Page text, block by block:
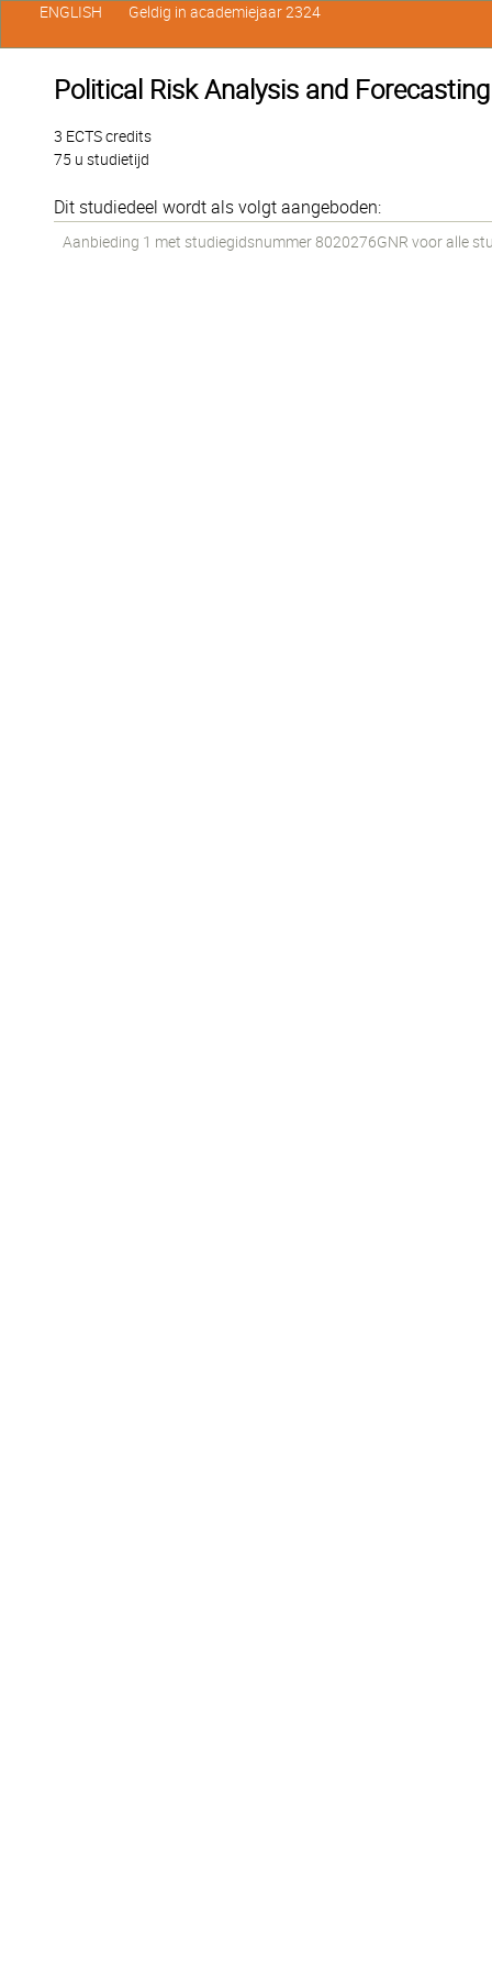
Political Risk Analysis and Forecasting
3 ECTS credits
75 u studietijd
Dit studiedeel wordt als volgt aangeboden:
Aanbieding 1 met studiegidsnummer 8020276GNR voor alle
ENGLISH Geldig in academiejaar 2324